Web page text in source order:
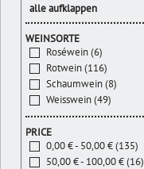
alle aufklappen
WEINSORTE
Roséwein (6)
Rotwein (116)
Schaumwein (8)
Weisswein (49)
PRICE
0,00 € - 50,00 € (135)
50,00 € - 100,00 € (16)